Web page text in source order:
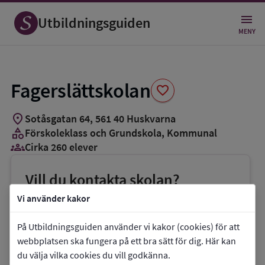
Vi använder kakor
På Utbildningsguiden använder vi kakor (cookies) för att
webbplatsen ska fungera på ett bra sätt för dig. Här kan
du välja vilka cookies du vill godkänna.
Utbildningsguiden MENY
Fagerslättskolan favorite
Spara
som
favorit
location_on Sotåsgatan 64, 56140 Huskvarna
categoryFörskoleklass och Grundskola, Kommunal
groups_3Cirka 260 elever
Vill du kontakta skolan?
phoneTelefon:036-103627
E-post: Ubf-fagerslattsskolan@jonkoping.se
link Webbplats:Fagerslättskolan